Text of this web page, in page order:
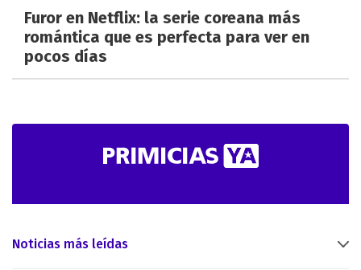
Furor en Netflix: la serie coreana más
romántica que es perfecta para ver en
pocos días
Noticias más leídas